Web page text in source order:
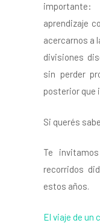
aprendizaje
acercarnos a
divisiones
sin perder
posterior que
Si querés
Te
recorridos
estos años.
El viaje de un